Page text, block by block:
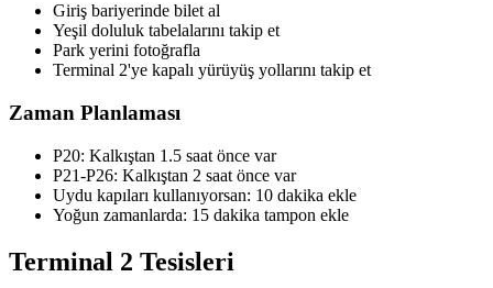
Giriş bariyerinde bilet al
Yeşil doluluk tabelalarını takip et
Park yerini fotoğrafla
Terminal 2'ye kapalı yürüyüş yollarını takip et
Zaman Planlaması
P20: Kalkıştan 1.5 saat önce var
P21-P26: Kalkıştan 2 saat önce var
Uydu kapıları kullanıyorsan: 10 dakika ekle
Yoğun zamanlarda: 15 dakika tampon ekle
Terminal 2 Tesisleri